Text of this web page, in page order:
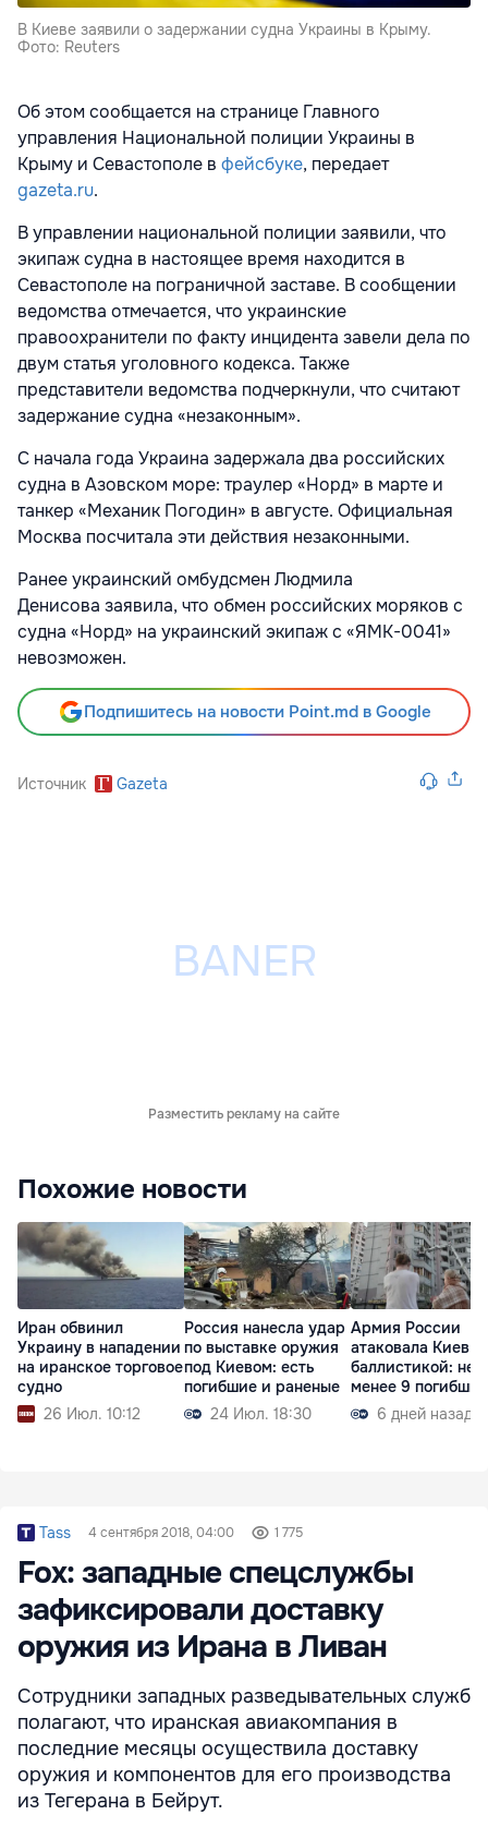
В Киеве заявили о задержании судна Украины в Крыму.
Фото: Reuters
Об этом сообщается на странице Главного
управления Национальной полиции Украины в
Крыму и Севастополе в фейсбуке, передает
gazeta.ru.
В управлении национальной полиции заявили, что
экипаж судна в настоящее время находится в
Севастополе на пограничной заставе. В сообщении
ведомства отмечается, что украинские
правоохранители по факту инцидента завели дела по
двум статья уголовного кодекса. Также
представители ведомства подчеркнули, что считают
задержание судна «незаконным».
С начала года Украина задержала два российских
судна в Азовском море: траулер «Норд» в марте и
танкер «Механик Погодин» в августе. Официальная
Москва посчитала эти действия незаконными.
Ранее украинский омбудсмен Людмила
Денисова заявила, что обмен российских моряков с
судна «Норд» на украинский экипаж с «ЯМК-0041»
невозможен.
Подпишитесь на новости Point.md в Google
Источник Gazeta
Разместить рекламу на сайте
Похожие новости
Иран обвинил
Украину в нападении
на иранское торговое
судно
26 Июл. 10:12
Россия нанесла удар
по выставке оружия
под Киевом: есть
погибшие и раненые
24 Июл. 18:30
Армия России
атаковала Киев
баллистикой: не
менее 9 погибших
6 дней назад
Tass 4 сентября 2018, 04:00 1 775
Fox: западные спецслужбы
зафиксировали доставку
оружия из Ирана в Ливан
Сотрудники западных разведывательных служб
полагают, что иранская авиакомпания в
последние месяцы осуществила доставку
оружия и компонентов для его производства
из Тегерана в Бейрут.